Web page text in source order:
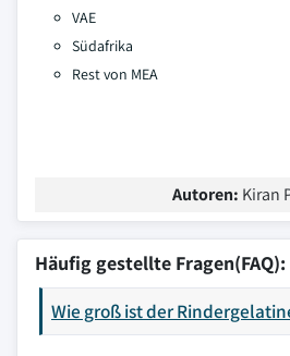
VAE
Südafrika
Rest von MEA
Autoren: Kiran
Häufig gestellte Fragen(FAQ):
Wie groß ist der